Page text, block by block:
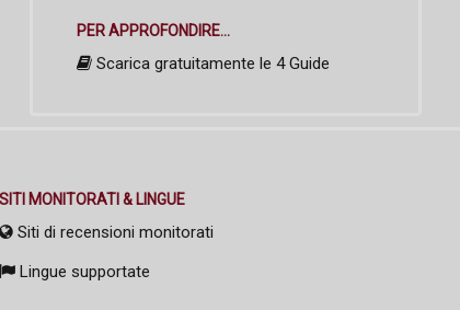
PER APPROFONDIRE...
Scarica gratuitamente le 4 Guide
SITI MONITORATI & LINGUE
Siti di recensioni monitorati
Lingue supportate